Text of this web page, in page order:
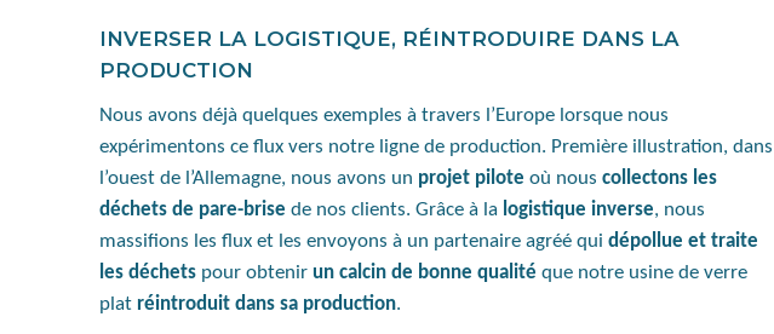
INVERSER LA LOGISTIQUE, RÉINTRODUIRE DANS LA
PRODUCTION
Nous avons déjà quelques exemples à travers l’Europe lorsque nous
expérimentons ce flux vers notre ligne de production. Première illustration, dans
l’ouest de l’Allemagne, nous avons un projet pilote où nous collectons les
déchets de pare-brise de nos clients. Grâce à la logistique inverse, nous
massifions les flux et les envoyons à un partenaire agréé qui dépollue et traite
les déchets pour obtenir un calcin de bonne qualité que notre usine de verre
plat réintroduit dans sa production.